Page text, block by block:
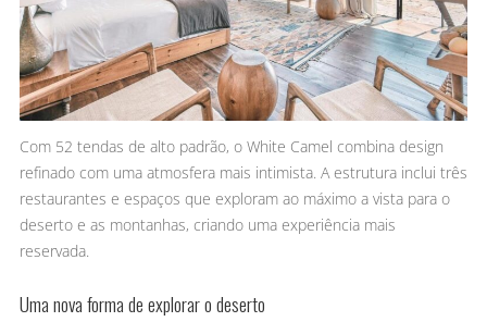
Com 52 tendas de alto padrão, o White Camel combina design
refinado com uma atmosfera mais intimista. A estrutura inclui três
restaurantes e espaços que exploram ao máximo a vista para o
deserto e as montanhas, criando uma experiência mais
reservada.
Uma nova forma de explorar o deserto